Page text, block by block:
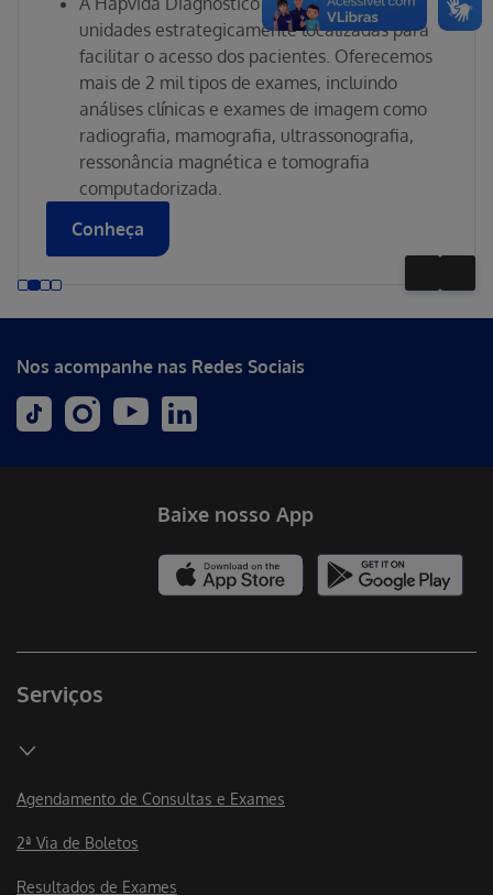
você!
Nossa ampla rede credenciada tem dentistas em
todo o Brasil. Encontre um profissional perto de
você e agende sua consulta agora.
Consultar
Agendamento de Consultas e Exames
2ª Via de Boletos
Resultados de Exames
Central de Serviços
Solicitar Autorização de Procedimento
Baixe nosso App